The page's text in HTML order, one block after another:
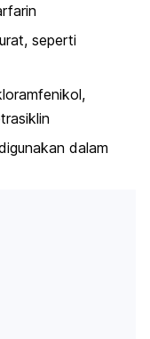
seperti
dalam